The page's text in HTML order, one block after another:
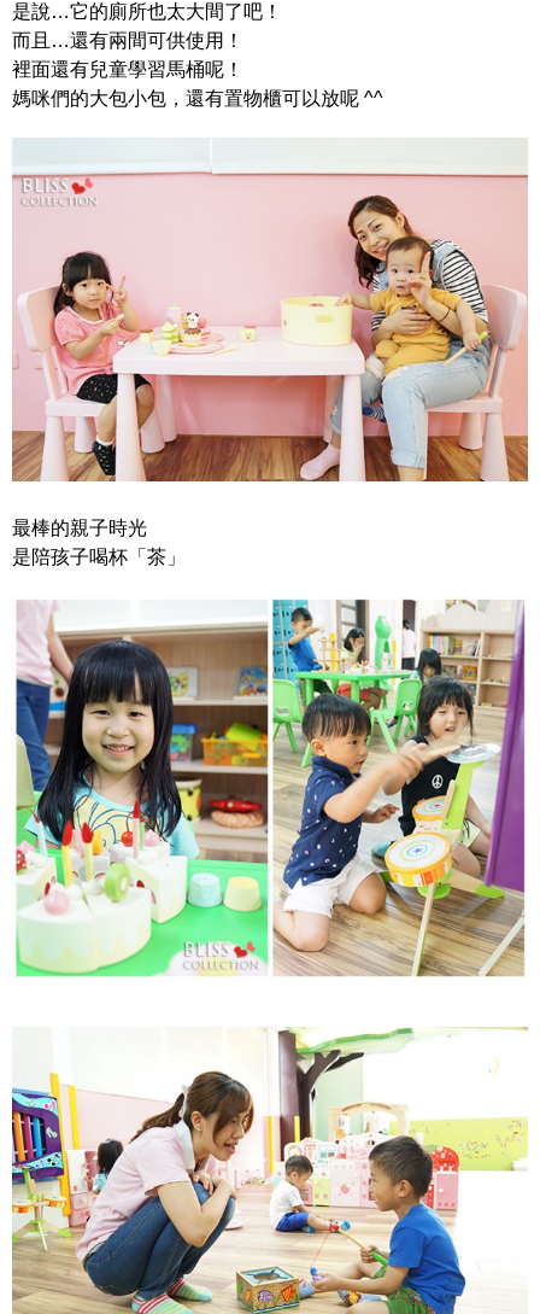
是說…它的廁所也太大間了吧！
而且…還有兩間可供使用！
裡面還有兒童學習馬桶呢！
媽咪們的大包小包，還有置物櫃可以放呢 ^^
最棒的親子時光
是陪孩子喝杯「茶」